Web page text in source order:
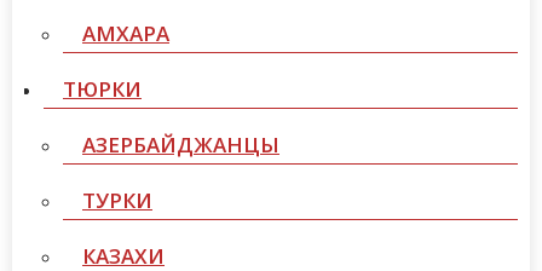
АМХАРА
ТЮРКИ
АЗЕРБАЙДЖАНЦЫ
ТУРКИ
КАЗАХИ